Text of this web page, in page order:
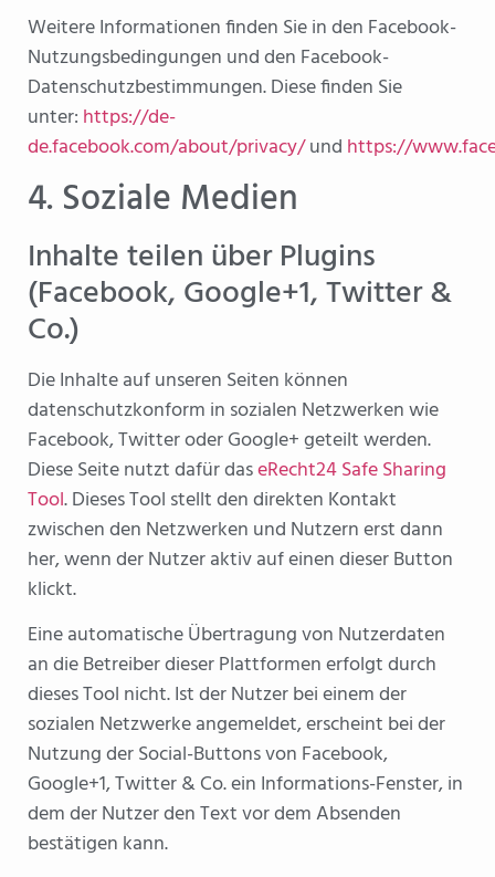
Weitere Informationen finden Sie in den Facebook-
Nutzungsbedingungen und den Facebook-
Datenschutzbestimmungen. Diese finden Sie
unter: https://de-
de.facebook.com/about/privacy/und https://
4. Soziale Medien
Inhalte teilen über Plugins
(Facebook, Google+1, Twitter &
Co.)
Die Inhalte auf unseren Seiten können
datenschutzkonform in sozialen Netzwerken wie
Facebook, Twitter oder Google+ geteilt werden.
Diese Seite nutzt dafür daseRecht24 Safe Sharing
Tool. Dieses Tool stellt den direkten Kontakt
zwischen den Netzwerken und Nutzern erst dann
her, wenn der Nutzer aktiv auf einen dieser Button
klickt.
Eine automatische Übertragung von Nutzerdaten
an die Betreiber dieser Plattformen erfolgt durch
dieses Tool nicht. Ist der Nutzer bei einem der
sozialen Netzwerke angemeldet, erscheint bei der
Nutzung der Social-Buttons von Facebook,
Google+1, Twitter & Co. ein Informations-Fenster, in
dem der Nutzer den Text vor dem Absenden
bestätigen kann.